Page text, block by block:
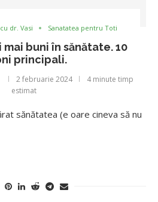
dr. Vasi Sanatatea pentru Toti
buni în sănătate. 10
principali.
2 februarie 2024
4 minute timp
estimat
sănătatea (e oare cineva să nu